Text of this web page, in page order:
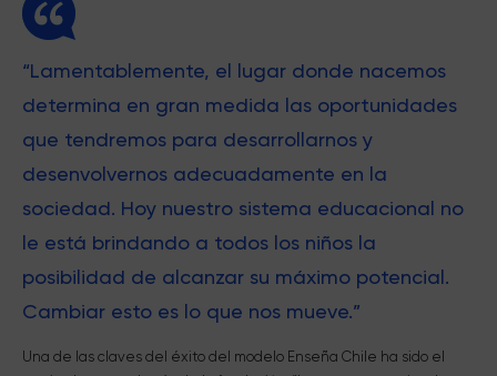
“Lamentablemente, el lugar donde nacemos
determina en gran medida las oportunidades
que tendremos para desarrollarnos y
desenvolvernos adecuadamente en la
sociedad. Hoy nuestro sistema educacional no
le está brindando a todos los niños la
posibilidad de alcanzar su máximo potencial.
Cambiar esto es lo que nos mueve.”
Una de las claves del éxito del modelo Enseña Chile ha sido el